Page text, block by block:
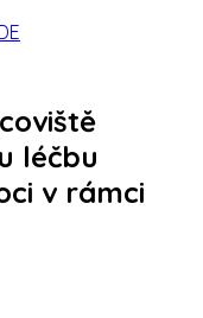
léčbu
v rámci